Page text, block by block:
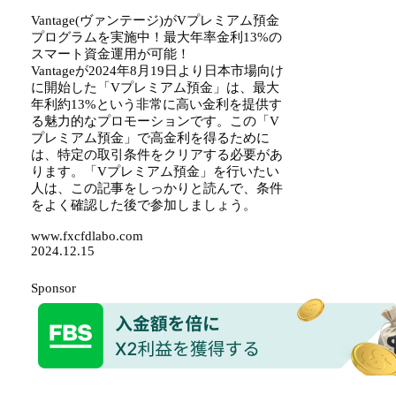
Vantage(ヴァンテージ)がVプレミアム預金
プログラムを実施中！最大年率金利13%の
スマート資金運用が可能！
Vantageが2024年8月19日より日本市場向け
に開始した「Vプレミアム預金」は、最大
年利約13%という非常に高い金利を提供す
る魅力的なプロモーションです。この「V
プレミアム預金」で高金利を得るために
は、特定の取引条件をクリアする必要があ
ります。「Vプレミアム預金」を行いたい
人は、この記事をしっかりと読んで、条件
をよく確認した後で参加しましょう。
www.fxcfdlabo.com
2024.12.15
Sponsor